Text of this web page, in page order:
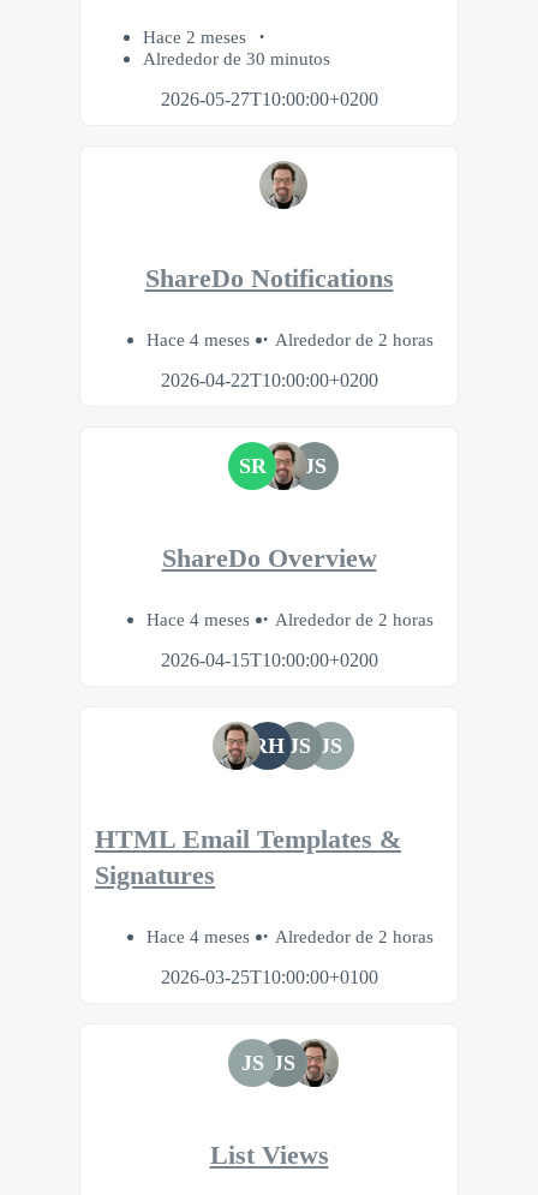
Hace 2 meses
Alrededor de 30 minutos
2026-05-27T10:00:00+0200
ShareDo Notifications
Hace 4 meses
Alrededor de 2 horas
2026-04-22T10:00:00+0200
SR JS
ShareDo Overview
Hace 4 meses
Alrededor de 2 horas
2026-04-15T10:00:00+0200
RH JS JS
HTML Email Templates &
Signatures
Hace 4 meses
Alrededor de 2 horas
2026-03-25T10:00:00+0100
JS JS
List Views